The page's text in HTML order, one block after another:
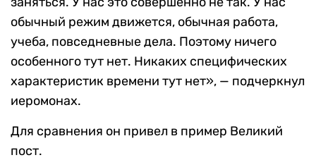
обычный режим движется, обычная работа,
учеба, повседневные дела. Поэтому ничего
особенного тут нет. Никаких специфических
характеристик времени тут нет», — подчеркнул
иеромонах.
Для сравнения он привел в пример Великий
пост.